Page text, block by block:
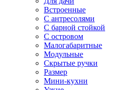
Встроенные
С антресолями
С барной стойкой
С островом
Малогабаритные
Модульные
Скрытые ручки
Размер
Мини-кухни